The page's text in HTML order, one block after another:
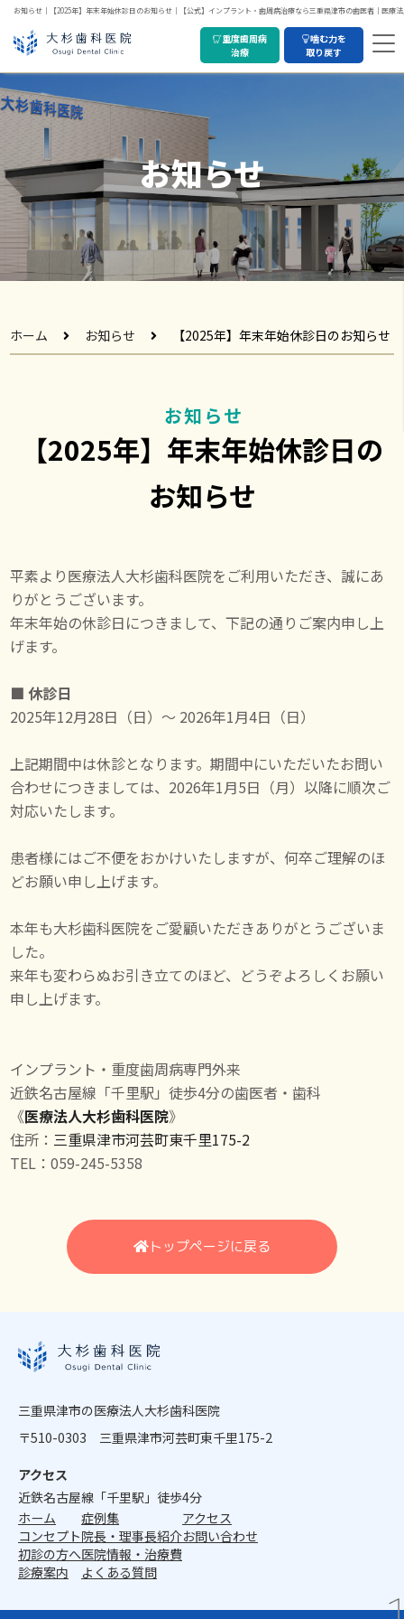
お知らせ｜【2025年】年末年始休診日のお知らせ｜【公式】インプラント・歯周病治療なら三重県津市の歯医者｜医療
重度歯周病
治療
噛む力を
取り戻す
お知らせ
ホーム お知らせ 【2025年】年末年始休診日のお知らせ
お知らせ
【2025年】年末年始休診日の
お知らせ
平素より医療法人大杉歯科医院をご利用いただき、誠にあ
りがとうございます。
年末年始の休診日につきまして、下記の通りご案内申し上
げます。
■ 休診日
2025年12月28日（日）〜 2026年1月4日（日）
上記期間中は休診となります。期間中にいただいたお問い
合わせにつきましては、2026年1月5日（月）以降に順次ご
対応いたします。
患者様にはご不便をおかけいたしますが、何卒ご理解のほ
どお願い申し上げます。
本年も大杉歯科医院をご愛顧いただきありがとうございま
した。
来年も変わらぬお引き立てのほど、どうぞよろしくお願い
申し上げます。
インプラント・重度歯周病専門外来
近鉄名古屋線「千里駅」徒歩4分の歯医者・歯科
《医療法人大杉歯科医院》
住所： 三重県津市河芸町東千里175-2
TEL：059-245-5358
トップページに戻る
三重県津市の医療法人大杉歯科医院
〒510-0303 三重県津市河芸町東千里175-2
アクセス
近鉄名古屋線「千里駅」徒歩4分
ホーム
コンセプト
初診の方へ
診療案内
症例集
院長・理事長紹介
医院情報・治療費
よくある質問
アクセス
お問い合わせ